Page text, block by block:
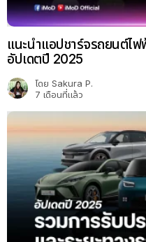
แนะนำแอปชาร์จรถยนต์ไ
อัปเดตปี 2025
โดย Sakura P.
7 เดือนที่แล้ว